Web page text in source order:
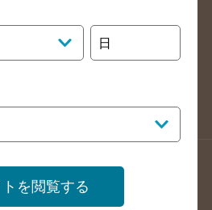
索
索
佐賀県のバー検索
索
熊本県のバー検索
県のバー検索
店舗情報更新方法のご案内
舗様ログイン
日
を閲覧する